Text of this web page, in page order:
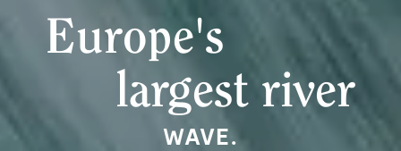
Europe's
largest river
WAVE.